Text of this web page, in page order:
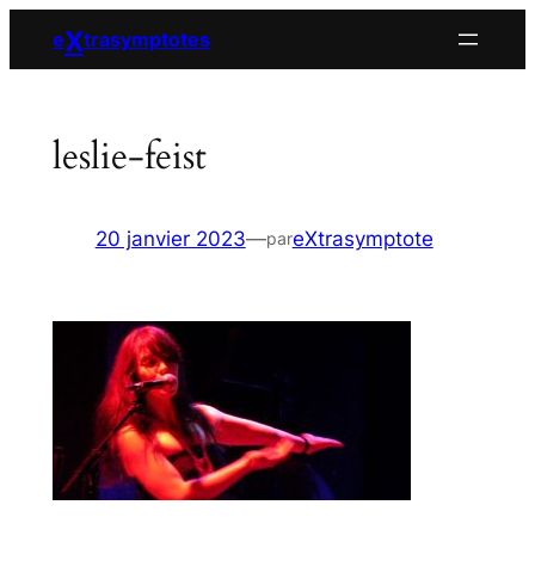
eXtrasymptotes
leslie-feist
20 janvier 2023—pareXtrasymptote